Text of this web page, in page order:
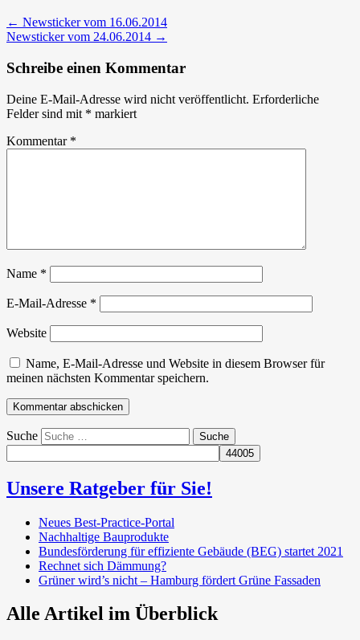
← Newsticker vom 16.06.2014
Newsticker vom 24.06.2014 →
Schreibe einen Kommentar
Deine E-Mail-Adresse wird nicht veröffentlicht. Erforderliche
Felder sind mit * markiert
Kommentar *
Name *
E-Mail-Adresse *
Website
Name, E-Mail-Adresse und Website in diesem Browser für
meinen nächsten Kommentar speichern.
Suche
Unsere Ratgeber für Sie!
Neues Best-Practice-Portal
Nachhaltige Bauprodukte
Bundesförderung für effiziente Gebäude (BEG) startet 2021
Rechnet sich Dämmung?
Grüner wird’s nicht – Hamburg fördert Grüne Fassaden
Alle Artikel im Überblick